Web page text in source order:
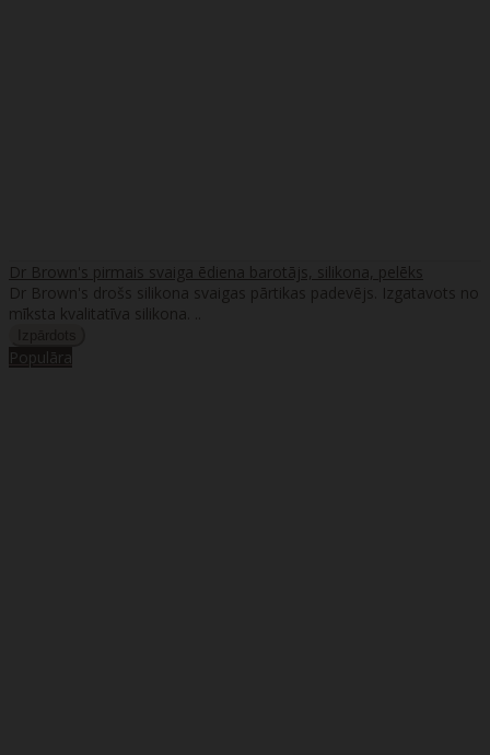
Dr Brown's pirmais svaiga ēdiena barotājs, silikona, pelēks
Dr Brown's drošs silikona svaigas pārtikas padevējs. Izgatavots no
mīksta kvalitatīva silikona. ..
Populāra